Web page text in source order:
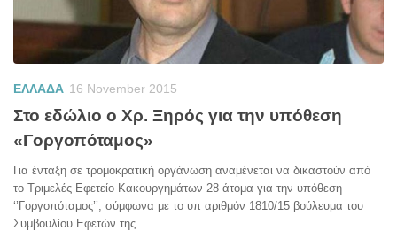
ΕΛΛΑΔΑ 16 November 2015
Στο εδώλιο ο Χρ. Ξηρός για την υπόθεση
«Γοργοπόταμος»
Για ένταξη σε τρομοκρατική οργάνωση αναμένεται να δικαστούν από
το Τριμελές Εφετείο Κακουργημάτων 28 άτομα για την υπόθεση
‘’Γοργοπόταμος’’, σύμφωνα με το υπ αριθμόν 1810/15 βούλευμα του
Συμβουλίου Εφετών της...